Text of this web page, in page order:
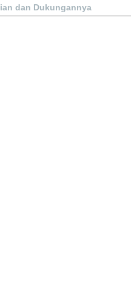
dan Dukungannya
Rajeg